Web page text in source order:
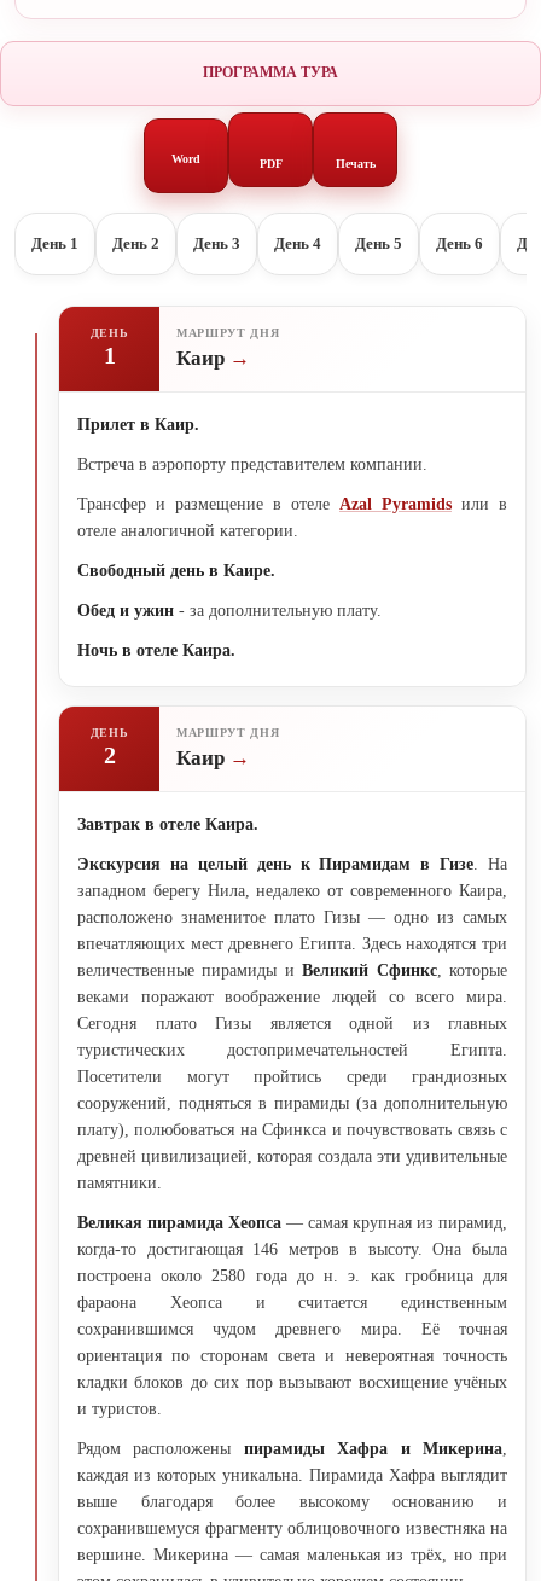
ПРОГРАММА ТУРА
Word PDF Печать
День 1 День 2 День 3 День 4 День 5 День 6
ДЕНЬ
1
МАРШРУТ ДНЯ
Каир
Прилет в Каир.
Встреча в аэропорту представителем компании.
Трансфер и размещение в отеле Azal Pyramids или в
отеле аналогичной категории.
Свободный день в Каире.
Обед и ужин - за дополнительную плату.
Ночь в отеле Каира.
ДЕНЬ
2
МАРШРУТ ДНЯ
Каир
Завтрак в отеле Каира.
Экскурсия на целый день к Пирамидам в Гизе . На
западном берегу Нила, недалеко от современного Каира,
расположено знаменитое плато Гизы — одно из самых
впечатляющих мест древнего Египта. Здесь находятся три
величественные пирамиды иВеликий Сфинкс, которые
веками поражают воображение людей со всего мира.
Сегодня плато Гизы является одной из главных
туристических достопримечательностей Египта.
Посетители могут пройтись среди грандиозных
сооружений, подняться в пирамиды (за дополнительную
плату), полюбоваться на Сфинкса и почувствовать связь с
древней цивилизацией, которая создала эти удивительные
памятники.
Великая пирамида Хеопса — самая крупная из пирамид,
когда-то достигающая 146 метров в высоту. Она была
построена около 2580 года до н. э. как гробница для
фараона Хеопса и считается единственным
сохранившимся чудом древнего мира. Её точная
ориентация по сторонам света и невероятная точность
кладки блоков до сих пор вызывают восхищение учёных
и туристов.
Рядом расположены пирамиды Хафра и Микерина
каждая из которых уникальна. Пирамида Хафра выглядит
выше благодаря более высокому основанию и
сохранившемуся фрагменту облицовочного известняка на
вершине. Микерина — самая маленькая из трёх, но при